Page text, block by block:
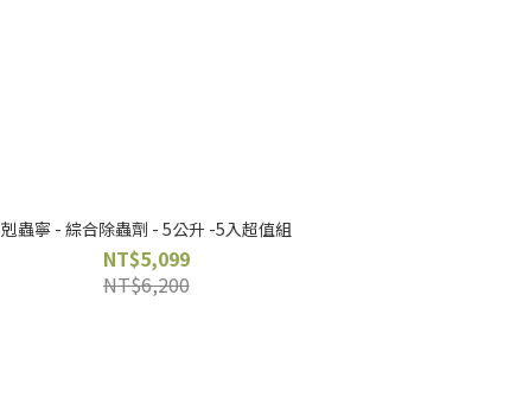
剋蟲寧 - 綜合除蟲劑 - 5公升 -5入超值組
NT$5,099
NT$6,200